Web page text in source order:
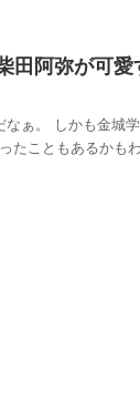
田阿弥が可愛
なぁ。 しかも金城
たこともあるか